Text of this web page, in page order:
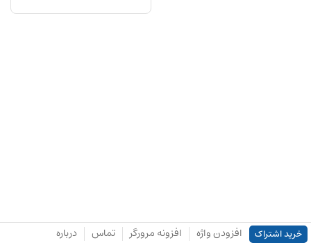
خرید اشتراک افزودن واژه افزونه مرورگر تماس درباره